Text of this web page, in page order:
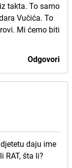
takta. To samo
Vučića. To
Mi ćemo biti
Odgovori
daju ime
RAT, šta li?